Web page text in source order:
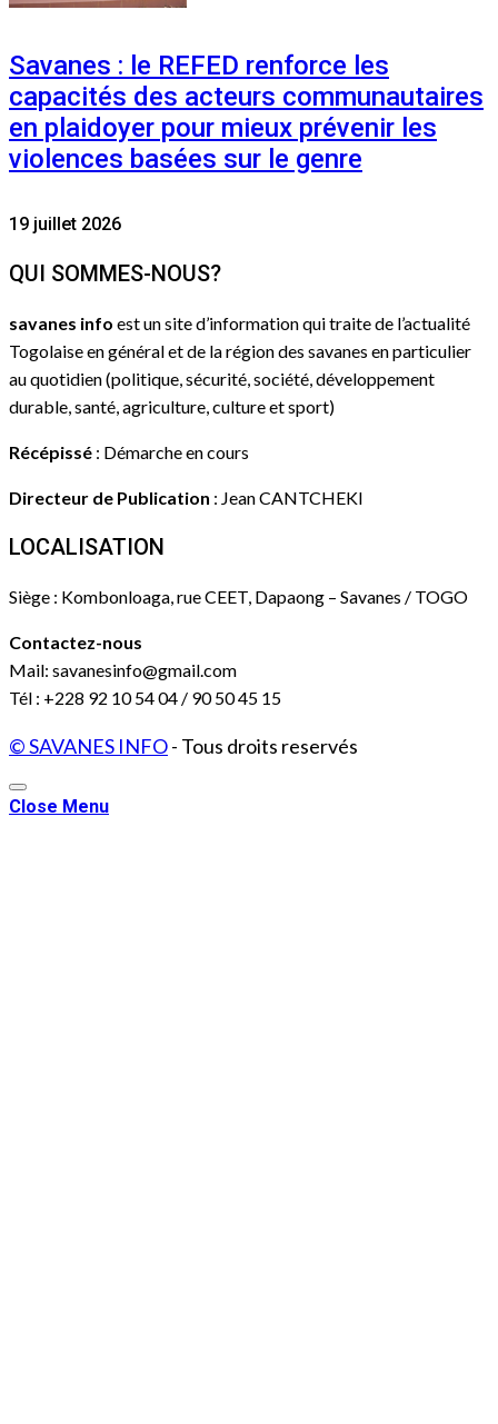
Savanes : le REFED renforce les
capacités des acteurs communautaires
en plaidoyer pour mieux prévenir les
violences basées sur le genre
19 juillet 2026
QUI SOMMES-NOUS?
savanes info est un site d’information qui traite de l’actualité
Togolaise en général et de la région des savanes en particulier
au quotidien (politique, sécurité, société, développement
durable, santé, agriculture, culture et sport)
Récépissé : Démarche en cours
Directeur de Publication : Jean CANTCHEKI
LOCALISATION
Siège : Kombonloaga, rue CEET, Dapaong – Savanes / TOGO
Contactez-nous
Mail: savanesinfo@gmail.com
Tél : +228 92 10 54 04 / 90 50 45 15
© SAVANES INFO- Tous droits reservés
Close Menu